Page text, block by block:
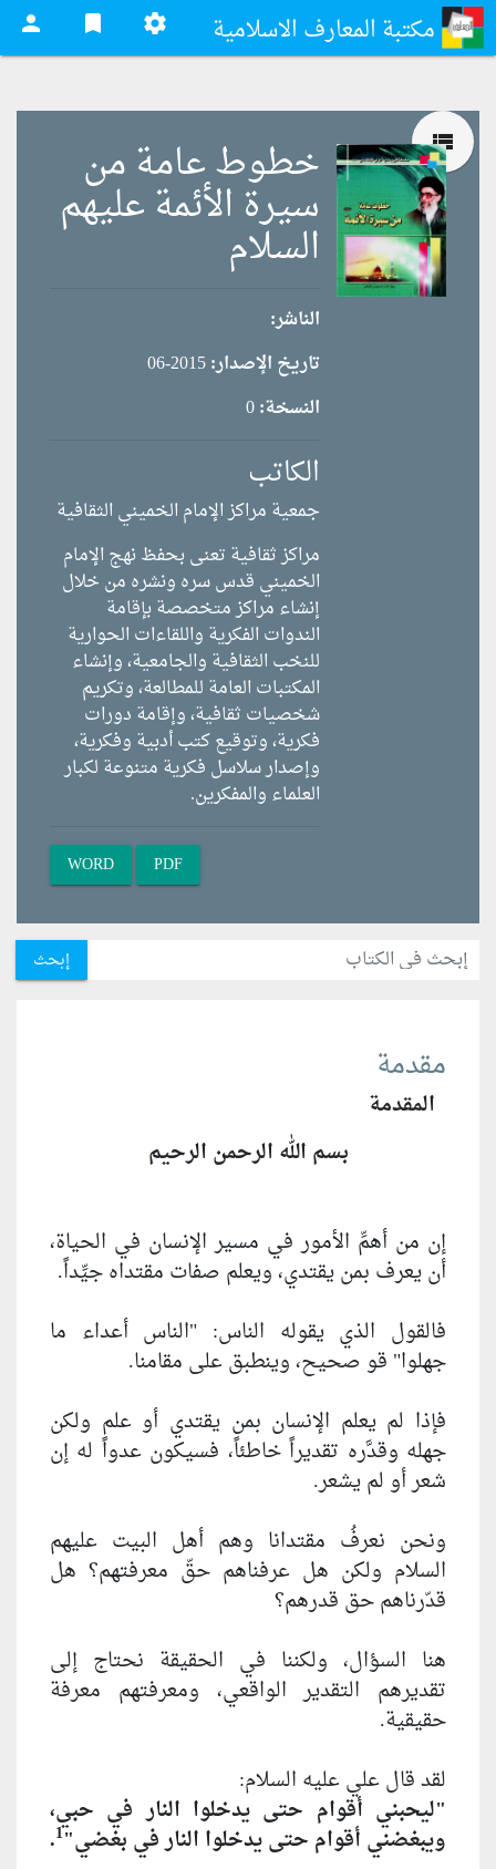
مكتبة المعارف الاسلامية settings
bookmark
person
view_list خطوط عامة من
سيرة الأئمة عليهم
السلام
الناشر:
تاريخ الإصدار:2015-06
النسخة:0
الكاتب
جمعية مراكز الإمام الخميني الثقافية
مراكز ثقافية تعنى بحفظ نهج الإمام
الخميني قدس سره ونشره من خلال
إنشاء مراكز متخصصة بإقامة
الندوات الفكرية واللقاءات الحوارية
للنخب الثقافية والجامعية، وإنشاء
المكتبات العامة للمطالعة، وتكريم
شخصيات ثقافية، وإقامة دورات
فكرية، وتوقيع كتب أدبية وفكرية،
وإصدار سلاسل فكرية متنوعة لكبار
العلماء والمفكرين.
PDF
WORD
إبحث
مقدمة
المقدمة
بسم الله الرحمن الرحيم
إن من أهمّ‏ِ الأمور في مسير الإنسان في الحياة،
أن يعرف بمن يقتدي، ويعلم صفات مقتداه جيِّداً.
فالقول الذي يقوله الناس: "الناس أعداء ما
جهلوا" قو صحيح، وينطبق على مقامنا.
فإذا لم يعلم الإنسان بمن يقتدي أو علم ولكن
جهله وقدَّره تقديراً خاطئاً، فسيكون عدواً له إن
شعر أو لم يشعر.
ونحن نعرفُ مقتدانا وهم أهل البيت عليهم
السلام ولكن هل عرفناهم حقّ معرفتهم؟ هل
قدّرناهم حق قدرهم؟
هنا السؤال، ولكننا في الحقيقة نحتاج إلى
تقديرهم التقدير الواقعي، ومعرفتهم معرفة
حقيقية.
لقد قال علي عليه السلام:
"ليحبني أقوام حتى يدخلوا النار في حبي،
ويبغضني أقوام حتى يدخلوا النار في بغضي"1
.